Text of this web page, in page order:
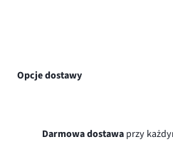
Opcje dostawy
Darmowa dostawa przy